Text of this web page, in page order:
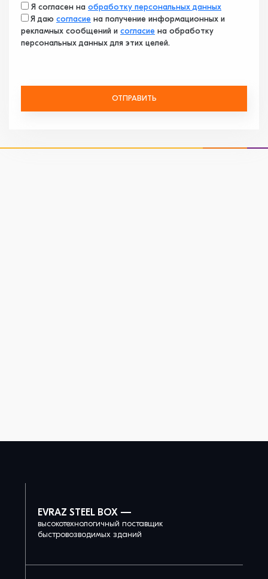
Я согласен на обработку персональных данных
Я даю согласие на получение информационных и
рекламных сообщений и согласие на обработку
персональных данных для этих целей.
ОТПРАВИТЬ
EVRAZ STEEL BOX —
высокотехнологичный поставщик
быстровозводимых зданий